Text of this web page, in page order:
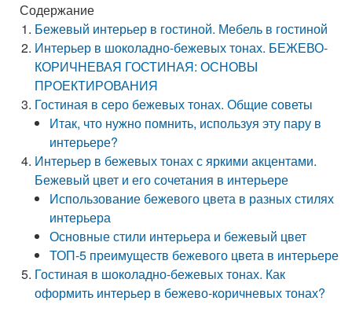
Содержание
Бежевый интерьер в гостиной. Мебель в гостиной
Интерьер в шоколадно-бежевых тонах. БЕЖЕВО-
КОРИЧНЕВАЯ ГОСТИНАЯ: ОСНОВЫ
ПРОЕКТИРОВАНИЯ
Гостиная в серо бежевых тонах. Общие советы
Итак, что нужно помнить, используя эту пару в
интерьере?
Интерьер в бежевых тонах с яркими акцентами.
Бежевый цвет и его сочетания в интерьере
Использование бежевого цвета в разных стилях
интерьера
Основные стили интерьера и бежевый цвет
ТОП-5 преимуществ бежевого цвета в интерьере
Гостиная в шоколадно-бежевых тонах. Как
оформить интерьер в бежево-коричневых тонах?